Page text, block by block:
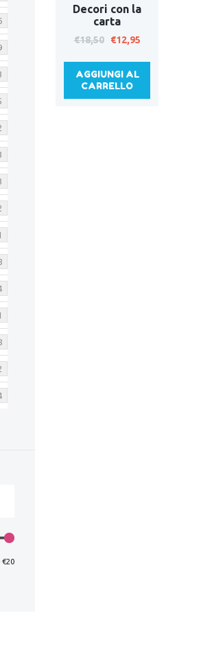
Decori con la
carta
€18,50
Il
originale
era:
€18,50.
€12,95Il
€12,95.
AGGIUNGI AL
CARRELLO
Prezzo
Prezzo
€20